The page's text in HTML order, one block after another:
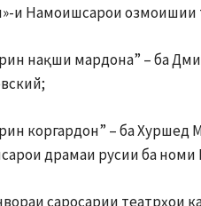
и Намоишсарои
нақши мардона” – ба
коргардон” – ба
драмаи русии ба номи
саросарии театрҳои